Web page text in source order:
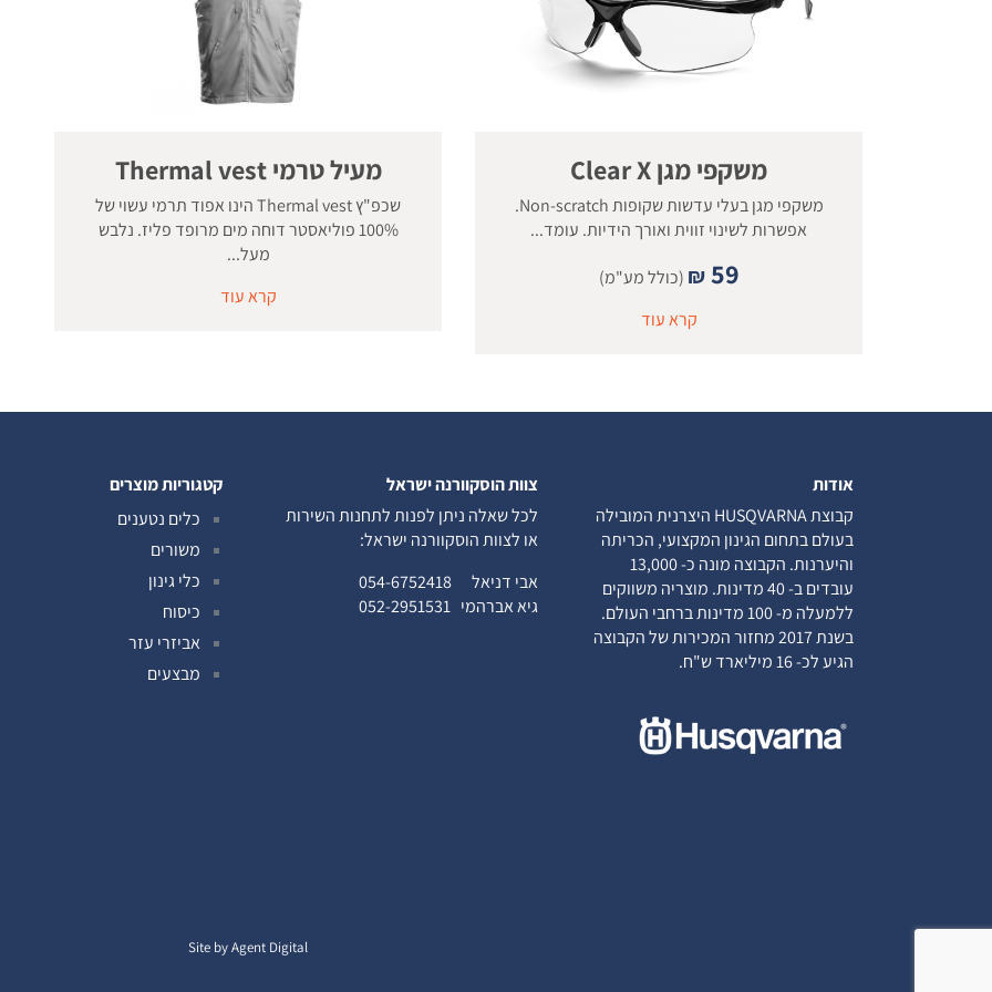
משקפי מגן Clear X
משקפי מגן בעלי עדשות שקופות Non-scratch.
אפשרות לשינוי זווית ואורך הידיות. עומד...
₪ 59
(כולל מע"מ)
קרא עוד
מעיל טרמי Thermal vest
שכפ"ץ Thermal vest הינו אפוד תרמי עשוי של
100% פוליאסטר דוחה מים מרופד פליז. נלבש
מעל...
קרא עוד
אודות
קבוצת HUSQVARNA היצרנית המובילה
בעולם בתחום הגינון המקצועי, הכריתה
והיערנות. הקבוצה מונה כ- 13,000
עובדים ב- 40 מדינות. מוצריה משווקים
ללמעלה מ- 100 מדינות ברחבי העולם.
בשנת 2017 מחזור המכירות של הקבוצה
הגיע לכ- 16 מיליארד ש"ח.
צוות הוסקוורנה ישראל
לכל שאלה ניתן לפנות לתחנות השירות
או לצוות הוסקוורנה ישראל:
אבי דניאל 054-6752418
גיא אברהמי 052-2951531
קטגוריות מוצרים
כלים נטענים
משורים
כלי גינון
כיסוח
אביזרי עזר
מבצעים
Site by Agent Digital